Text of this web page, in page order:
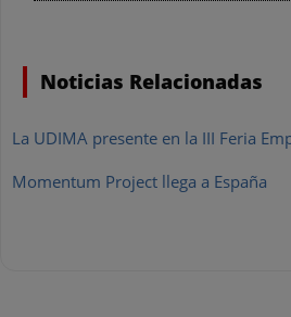
Noticias Relacionadas
La UDIMA presente en la III Feria
Momentum Project llega a España